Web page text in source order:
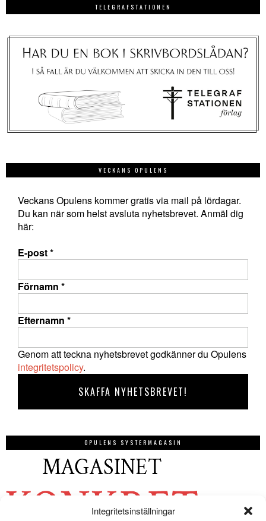
Integritetsinställningar
TELEGRAFSTATIONEN
VECKANS OPULENS
Veckans Opulens kommer gratis via mail på lördagar.
Du kan när som helst avsluta nyhetsbrevet. Anmäl dig
här:
E-post*
Förnamn *
Efternamn *
Genom att teckna nyhetsbrevet godkänner du Opulens
integritetspolicy.
OPULENS SYSTERMAGASIN